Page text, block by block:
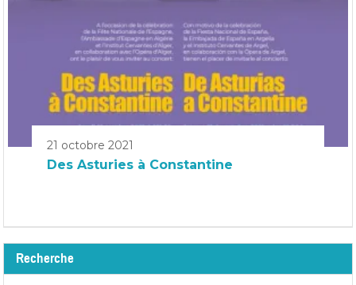
21 octobre 2021
Des Asturies à Constantine
Recherche